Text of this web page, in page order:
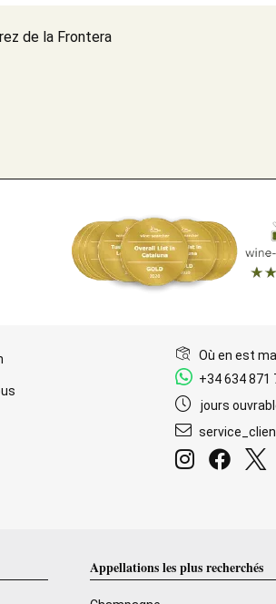
de la Frontera
Où en est
+34 634 871
jours
Appellations les plus recherchés